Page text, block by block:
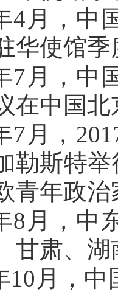
4月，中
华使馆
7月，中
在中国北
7月，
勒斯特
青年政治
8月，中
甘肃、湖
10月，